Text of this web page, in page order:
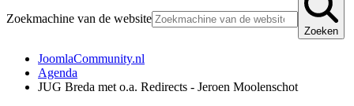
Zoekmachine van de website
Zoeken
JoomlaCommunity.nl
Agenda
JUG Breda met o.a. Redirects - Jeroen Moolenschot